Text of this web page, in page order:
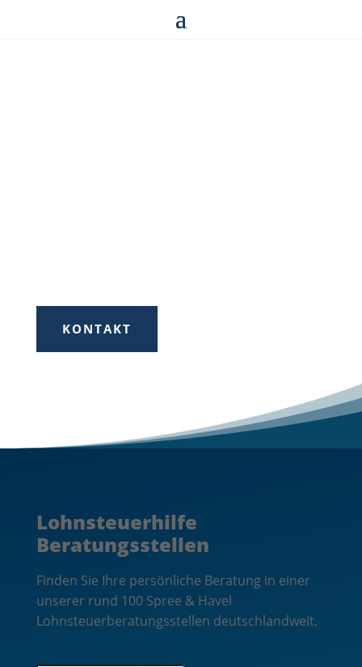
KONTAKT
Lohnsteuerhilfe
Beratungsstellen
Finden Sie Ihre persönliche Beratung in einer
unserer rund 100 Spree & Havel
Lohnsteuerberatungsstellen deutschlandweit.